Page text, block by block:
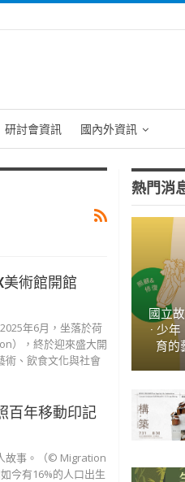
研討會資訊 國內外資訊
美術館開館
年6月，坐落於荷
），終於迎來盛大開
術、飲食文化與社會
百年移動印記
故事。（© Migration
今有16%的人口出生
熱門消
國立
· 少
育的